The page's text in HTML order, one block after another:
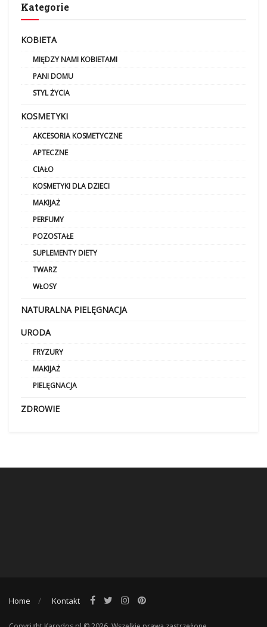
Kategorie
KOBIETA
MIĘDZY NAMI KOBIETAMI
PANI DOMU
STYL ŻYCIA
KOSMETYKI
AKCESORIA KOSMETYCZNE
APTECZNE
CIAŁO
KOSMETYKI DLA DZIECI
MAKIJAŻ
PERFUMY
POZOSTAŁE
SUPLEMENTY DIETY
TWARZ
WŁOSY
NATURALNA PIELĘGNACJA
URODA
FRYZURY
MAKIJAŻ
PIELĘGNACJA
ZDROWIE
Home Kontakt